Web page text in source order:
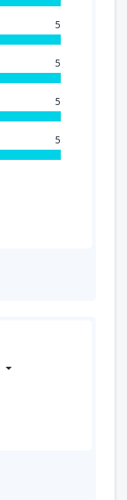
5
5
5
5